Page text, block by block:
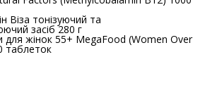
Віза тонізуючий та
засіб 280 г
55+ MegaFood (Women Over
таблеток